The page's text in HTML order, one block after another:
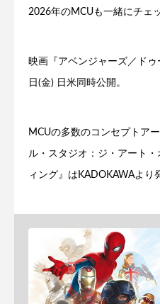
2026年のMCUも一緒にチェ
映画『アベンジャーズ／ド
日(金) 日米同時公開。
MCUの多数のコンセプトア
ル・スタジオ：ジ・アート
ィング』はKADOKAWAより